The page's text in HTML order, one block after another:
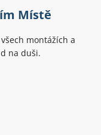
Místě
montážích a
na duši.